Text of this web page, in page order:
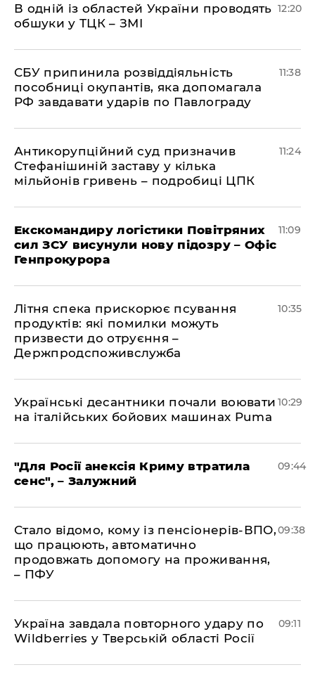
В одній із областей України проводять
обшуки у ТЦК – ЗМІ
12:20
СБУ припинила розвіддіяльність
пособниці окупантів, яка допомагала
РФ завдавати ударів по Павлограду
11:38
Антикорупційний суд призначив
Стефанішиній заставу у кілька
мільйонів гривень – подробиці ЦПК
11:24
Екскомандиру логістики Повітряних
сил ЗСУ висунули нову підозру – Офіс
Генпрокурора
11:09
Літня спека прискорює псування
продуктів: які помилки можуть
призвести до отруєння –
Держпродспоживслужба
10:35
Українські десантники почали воювати
на італійських бойових машинах Puma
10:29
"Для Росії анексія Криму втратила
сенс", – Залужний
09:44
Стало відомо, кому із пенсіонерів-ВПО,
що працюють, автоматично
продовжать допомогу на проживання,
– ПФУ
09:38
Україна завдала повторного удару по
Wildberries у Тверській області Росії
09:11